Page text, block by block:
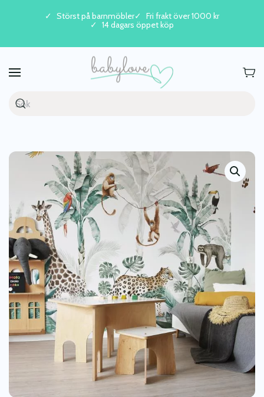
Skip to main content
Störst på barnmöbler
Fri frakt över 1000 kr
14 dagars öppet köp